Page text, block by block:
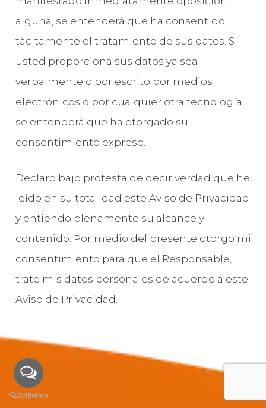
alguna, se entenderá que ha consentido
tácitamente el tratamiento de sus datos. Si
usted proporciona sus datos ya sea
verbalmente o por escrito por medios
electrónicos o por cualquier otra tecnología
se entenderá que ha otorgado su
consentimiento expreso.
Declaro bajo protesta de decir verdad que he
leído en su totalidad este Aviso de Privacidad
y entiendo plenamente su alcance y
contenido. Por medio del presente otorgo mi
consentimiento para que el Responsable,
trate mis datos personales de acuerdo a este
Aviso de Privacidad.